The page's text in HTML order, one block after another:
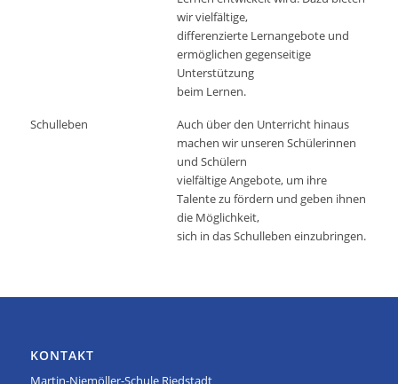
wir vielfältige,
differenzierte Lernangebote und
ermöglichen gegenseitige
Unterstützung
beim Lernen.
Schulleben
Auch über den Unterricht hinaus
machen wir unseren Schülerinnen
und Schülern
vielfältige Angebote, um ihre
Talente zu fördern und geben ihnen
die Möglichkeit,
sich in das Schulleben einzubringen.
KONTAKT
Martin-Niemöller-Schule Riedstadt